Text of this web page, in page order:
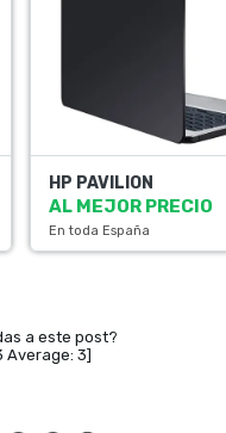
HP PAVILION
AL MEJOR PRECIO
En toda España
a este post?
Average: 3]